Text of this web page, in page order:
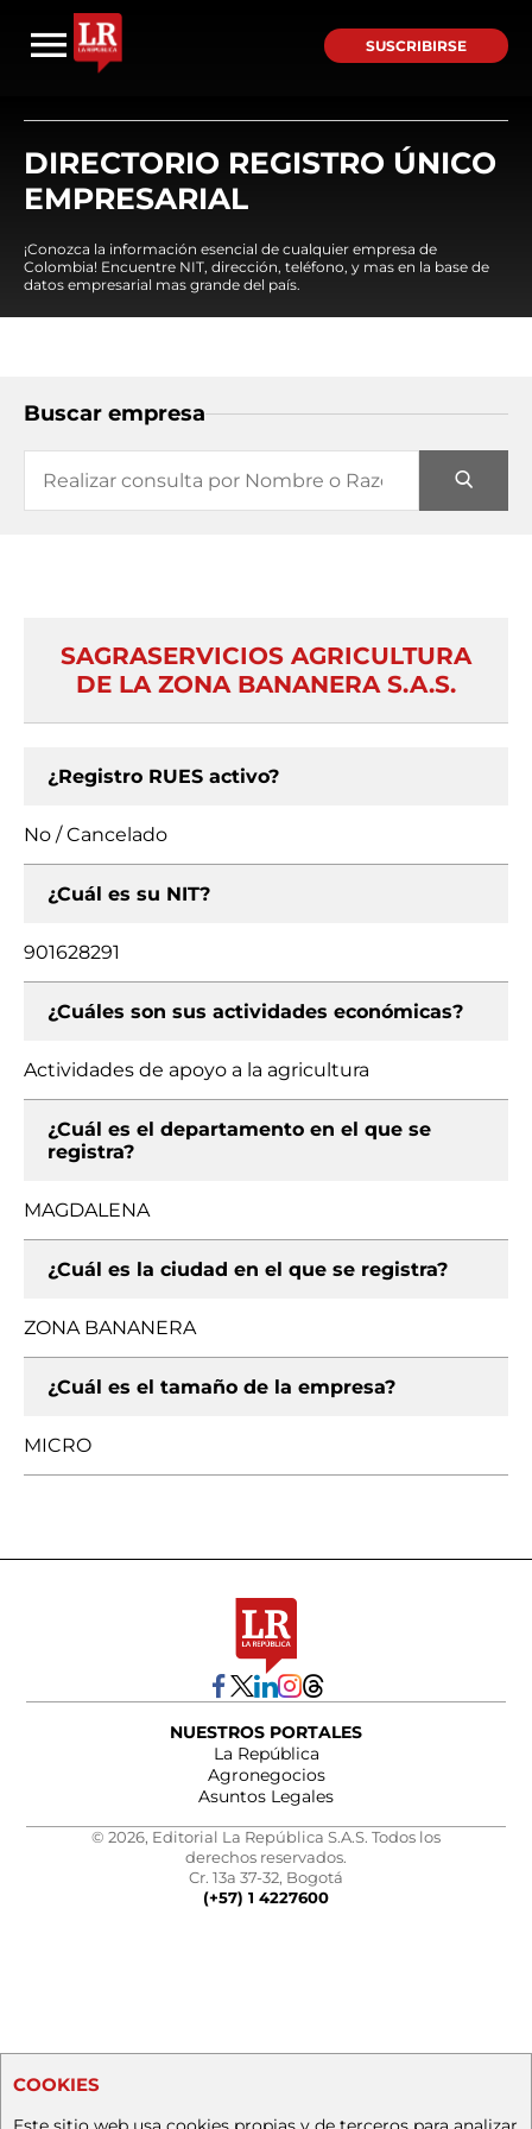
SUSCRIBIRSE
DIRECTORIO REGISTRO ÚNICO
EMPRESARIAL
¡Conozca la información esencial de cualquier empresa de
Colombia! Encuentre NIT, dirección, teléfono, y mas en la base de
datos empresarial mas grande del país.
Buscar empresa
SAGRASERVICIOS AGRICULTURA
DE LA ZONA BANANERA S.A.S.
¿Registro RUES activo?
No / Cancelado
¿Cuál es su NIT?
901628291
¿Cuáles son sus actividades económicas?
Actividades de apoyo a la agricultura
¿Cuál es el departamento en el que se
registra?
MAGDALENA
¿Cuál es la ciudad en el que se registra?
ZONA BANANERA
¿Cuál es el tamaño de la empresa?
MICRO
NUESTROS PORTALES
La República
Agronegocios
Asuntos Legales
© 2026, Editorial La República S.A.S. Todos los
derechos reservados.
Cr. 13a 37-32, Bogotá
(+57) 1 4227600
COOKIES